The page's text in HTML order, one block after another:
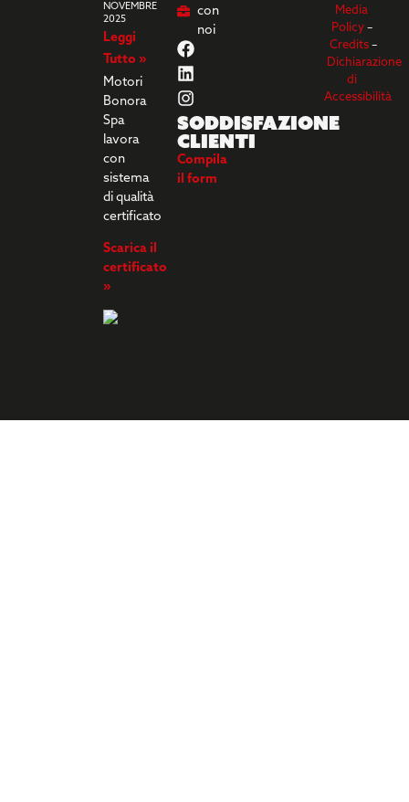
NOVEMBRE
2025
Leggi
Tutto »
Motori
Bonora
Spa
lavora
con
sistema
di qualità
certificato
Scarica il
certificato
»
con
noi
Soddisfazione
clienti
Compila
il form
Media
Policy–
Credits–
Dichiarazione
di
Accessibilità